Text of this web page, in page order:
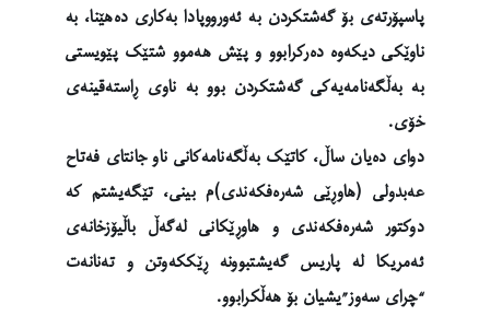
پاسپۆرتەی بۆ گەشتکردن بە ئەورووپادا بەکاری دەهێنا، بە
ناوێکی دیکەوە دەرکرابوو و پێش هەموو شتێک پێویستی
بە بەڵگەنامەیەکی گەشتکردن بوو بە ناوی ڕاستەقینەی
خۆی.
دوای دەیان ساڵ، کاتێک بەڵگەنامەکانی ناو جانتای فەتاح
عەبدولی (هاوڕێی شەرەفکەندی)م بینی، تێگەیشتم کە
دوکتور شەرەفکەندی و هاوڕێکانی لەگەڵ باڵیۆزخانەی
ئەمریکا لە پاریس گەیشتبوونە ڕێککەوتن و تەنانەت
“چرای سەوز”یشیان بۆ هەڵکرابوو.